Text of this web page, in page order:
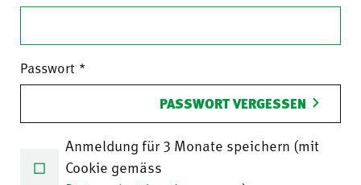
Passwort
PASSWORT VERGESSEN
Anmeldung für 3 Monate speichern (mit
Cookie gemäss